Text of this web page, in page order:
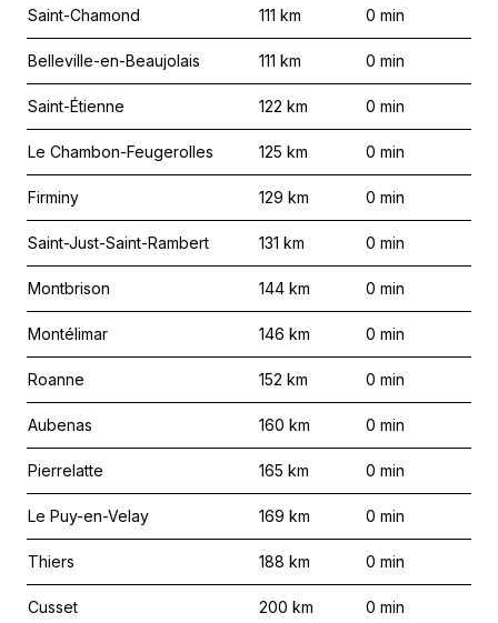
Saint-Chamond 111 km 0 min
Belleville-en-Beaujolais 111 km 0 min
Saint-Étienne 122 km 0 min
Le Chambon-Feugerolles 125 km 0 min
Firminy 129 km 0 min
Saint-Just-Saint-Rambert 131 km 0 min
Montbrison 144 km 0 min
Montélimar 146 km 0 min
Roanne 152 km 0 min
Aubenas 160 km 0 min
Pierrelatte 165 km 0 min
Le Puy-en-Velay 169 km 0 min
Thiers 188 km 0 min
Cusset 200 km 0 min